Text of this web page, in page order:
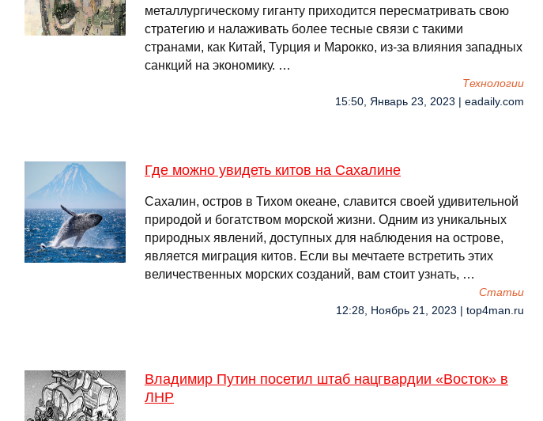
металлургическому гиганту приходится пересматривать свою
стратегию и налаживать более тесные связи с такими
странами, как Китай, Турция и Марокко, из-за влияния западных
санкций на экономику. …
Технологии
15:50, Январь 23, 2023 | eadaily.com
Где можно увидеть китов на Сахалине
Сахалин, остров в Тихом океане, славится своей удивительной
природой и богатством морской жизни. Одним из уникальных
природных явлений, доступных для наблюдения на острове,
является миграция китов. Если вы мечтаете встретить этих
величественных морских созданий, вам стоит узнать, …
Cтатьи
12:28, Ноябрь 21, 2023 | top4man.ru
Владимир Путин посетил штаб нацгвардии «Восток» в
ЛНР